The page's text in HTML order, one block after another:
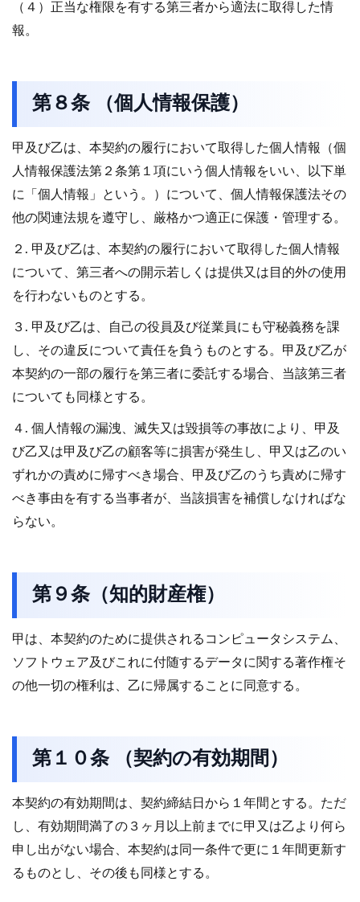
（４）正当な権限を有する第三者から適法に取得した情
報。
第８条 （個人情報保護）
甲及び乙は、本契約の履行において取得した個人情報（個
人情報保護法第２条第１項にいう個人情報をいい、以下単
に「個人情報」という。）について、個人情報保護法その
他の関連法規を遵守し、厳格かつ適正に保護・管理する。
２. 甲及び乙は、本契約の履行において取得した個人情報
について、第三者への開示若しくは提供又は目的外の使用
を行わないものとする。
３. 甲及び乙は、自己の役員及び従業員にも守秘義務を課
し、その違反について責任を負うものとする。甲及び乙が
本契約の一部の履行を第三者に委託する場合、当該第三者
についても同様とする。
４. 個人情報の漏洩、滅失又は毀損等の事故により、甲及
び乙又は甲及び乙の顧客等に損害が発生し、甲又は乙のい
ずれかの責めに帰すべき場合、甲及び乙のうち責めに帰す
べき事由を有する当事者が、当該損害を補償しなければな
らない。
第９条（知的財産権）
甲は、本契約のために提供されるコンピュータシステム、
ソフトウェア及びこれに付随するデータに関する著作権そ
の他一切の権利は、乙に帰属することに同意する。
第１０条 （契約の有効期間）
本契約の有効期間は、契約締結日から１年間とする。ただ
し、有効期間満了の３ヶ月以上前までに甲又は乙より何ら
申し出がない場合、本契約は同一条件で更に１年間更新す
るものとし、その後も同様とする。